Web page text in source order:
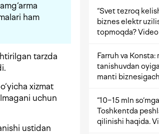
ham
tarzda
xizmat
uchun
ustidan
“Svet tezroq
biznes elektr
topmoqda? Video
Farruh va
tanishuvdan
manti
“10−15 mln
Toshkentda
qilinishi haqida.